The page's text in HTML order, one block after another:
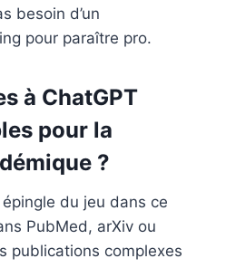
besoin d’un
pour paraître pro.
à ChatGPT
pour la
?
du jeu dans ce
PubMed, arXiv ou
publications complexes